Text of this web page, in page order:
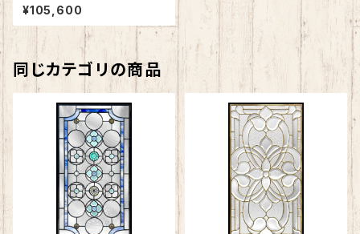
¥105,600
同じカテゴリの商品